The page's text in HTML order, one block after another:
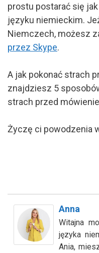
prostu postarać się
języku niemieckim.
Niemczech, możesz
przez Skype.
A jak pokonać strach
znajdziesz 5
strach przed
Życzę ci powodzenia
Anna
Witajna
języka
Ania,